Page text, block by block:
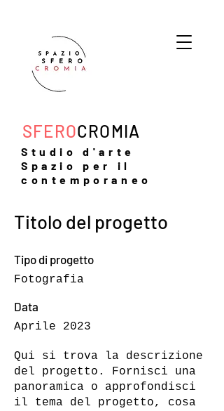
SFEROCROMIA
Studio d'arte
Spazio per il
contemporaneo
Titolo del progetto
Tipo di progetto
Fotografia
Data
Aprile 2023
Qui si trova la descrizione
del progetto. Fornisci una
panoramica o approfondisci
il tema del progetto, cosa